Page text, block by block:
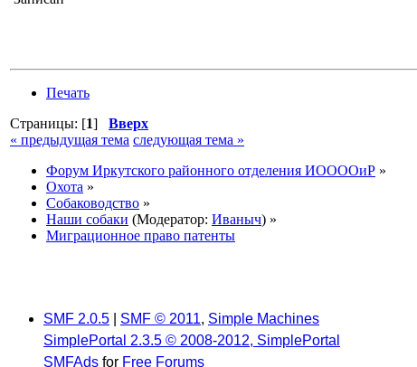
Печать
Страницы: [1] Вверх
« предыдущая тема следующая тема »
Форум Иркутского районного отделения ИООООиР »
Охота »
Собаководство »
Наши собаки (Модератор: Иваныч) »
Миграционное право патенты
SMF 2.0.5 SMF © 2011, Simple Machines
SimplePortal 2.3.5 © 2008-2012, SimplePortal
SMFAds for Free Forums